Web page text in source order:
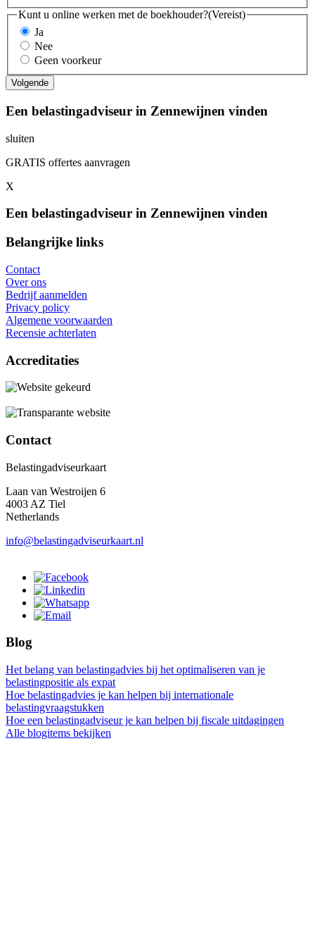
Kunt u online werken met de boekhouder?(Vereist)
Ja
Nee
Geen voorkeur
Een belastingadviseur in Zennewijnen vinden
sluiten
GRATIS offertes aanvragen
X
Een belastingadviseur in Zennewijnen vinden
Belangrijke links
Contact
Over ons
Bedrijf aanmelden
Privacy policy
Algemene voorwaarden
Recensie achterlaten
Accreditaties
Contact
Belastingadviseurkaart
Laan van Westroijen 6
4003 AZ Tiel
Netherlands
info@belastingadviseurkaart.nl
Blog
Het belang van belastingadvies bij het optimaliseren van je
belastingpositie als expat
Hoe belastingadvies je kan helpen bij internationale
belastingvraagstukken
Hoe een belastingadviseur je kan helpen bij fiscale uitdagingen
Alle blogitems bekijken